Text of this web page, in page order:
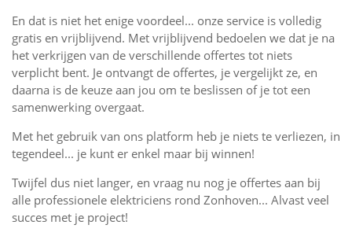
En dat is niet het enige voordeel... onze service is volledig
gratis en vrijblijvend. Met vrijblijvend bedoelen we dat je na
het verkrijgen van de verschillende offertes tot niets
verplicht bent. Je ontvangt de offertes, je vergelijkt ze, en
daarna is de keuze aan jou om te beslissen of je tot een
samenwerking overgaat.
Met het gebruik van ons platform heb je niets te verliezen, in
tegendeel... je kunt er enkel maar bij winnen!
Twijfel dus niet langer, en vraag nu nog je offertes aan bij
alle professionele elektriciens rond Zonhoven... Alvast veel
succes met je project!